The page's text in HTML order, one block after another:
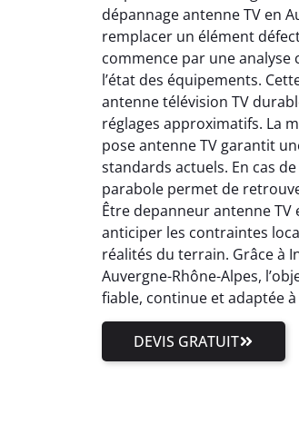
dépannage antenne TV en
remplacer un élément
commence par une analyse
l’état des équipements.
antenne télévision TV
réglages approximatifs. La
pose antenne TV garantit
standards actuels. En cas
parabole permet de
Être depanneur antenne TV
anticiper les contraintes
réalités du terrain. Grâce à
Auvergne-Rhône-Alpes,
fiable, continue et adaptée à
DEVIS GRATUIT